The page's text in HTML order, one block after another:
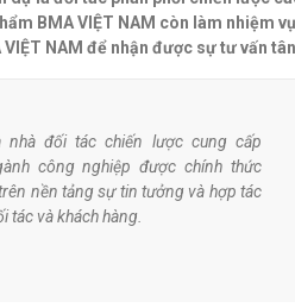
BMA VIỆT NAM còn làm nhiệm
VIỆT NAM để nhận được sự tư vấn
nhà đối tác chiến lược cung cấp
công nghiệp được chính thức
nền tảng sự tin tưởng và hợp tác
tác và khách hàng.